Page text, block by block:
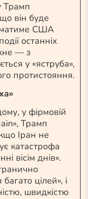
Трамп
він буде
США
останніх
— з
у «яструба»,
протистояння.
у фірмовій
Трамп
Іран не
катастрофа
вісім днів».
цілей», і
швидкістю